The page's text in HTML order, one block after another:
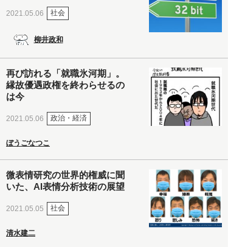
2021.05.06 社会
柳井政和
再び訪れる「就職氷河期」。
縁故優遇政権を終わらせるの
は今
2021.05.06 政治・経済
ぼうごなつこ
微表情研究の世界的権威に聞
いた、AI表情分析技術の展望
2021.05.05 社会
清水建二